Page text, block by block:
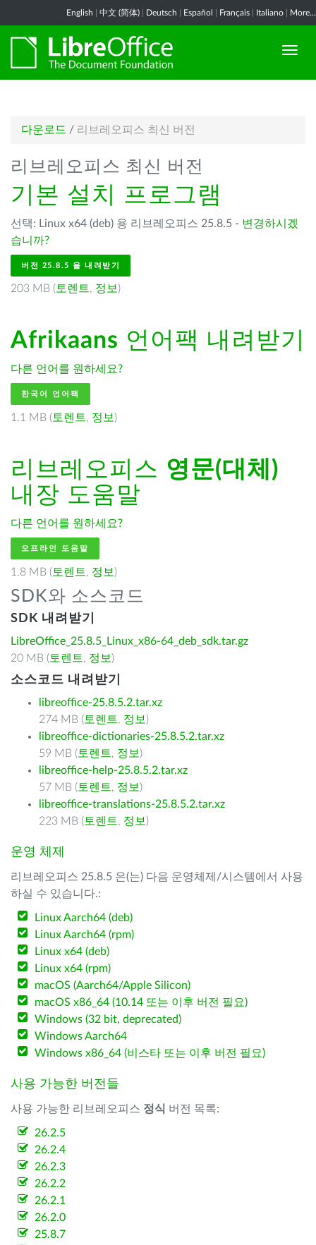
English 中文 (简体) Deutsch Español Français Italiano More...
다운로드 / 리브레오피스 최신 버전
리브레오피스 최신 버전
기본 설치 프로그램
선택: Linux x64 (deb) 용 리브레오피스 25.8.5 - 변경하시겠
습니까?
버전 25.8.5 을 내려받기
203 MB ( 토렌트, 정보 )
Afrikaans 언어팩 내려받기
다른 언어를 원하세요?
한국어 언어팩
1.1 MB ( 토렌트, 정보 )
리브레오피스 영문(대체)
내장 도움말
다른 언어를 원하세요?
오프라인 도움말
1.8 MB ( 토렌트, 정보 )
SDK와 소스코드
SDK 내려받기
LibreOffice_25.8.5_Linux_x86-64_deb_sdk.tar.gz
20 MB ( 토렌트, 정보 )
소스코드 내려받기
libreoffice-25.8.5.2.tar.xz
274 MB ( 토렌트, 정보 )
libreoffice-dictionaries-25.8.5.2.tar.xz
59 MB ( 토렌트, 정보 )
libreoffice-help-25.8.5.2.tar.xz
57 MB ( 토렌트, 정보 )
libreoffice-translations-25.8.5.2.tar.xz
223 MB ( 토렌트, 정보 )
운영 체제
리브레오피스 25.8.5 은(는) 다음 운영체제/시스템에서 사용
하실 수 있습니다.:
Linux Aarch64 (deb)
Linux Aarch64 (rpm)
Linux x64 (deb)
Linux x64 (rpm)
macOS (Aarch64/Apple Silicon)
macOS x86_64 (10.14 또는 이후 버전 필요)
Windows (32 bit, deprecated)
Windows Aarch64
Windows x86_64 (비스타 또는 이후 버전 필요)
사용 가능한 버전들
사용 가능한 리브레오피스 정식 버전 목록:
26.2.5
26.2.4
26.2.3
26.2.2
26.2.1
26.2.0
25.8.7